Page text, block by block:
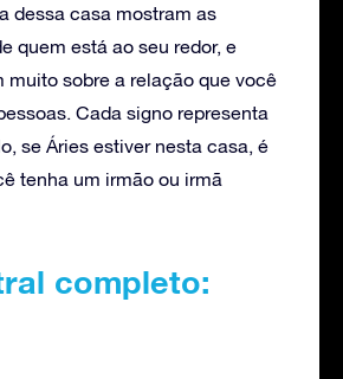
dessa casa mostram as
quem está ao seu redor, e
muito sobre a relação que você
Cada signo representa
se Áries estiver nesta casa, é
tenha um irmão ou irmã
completo: